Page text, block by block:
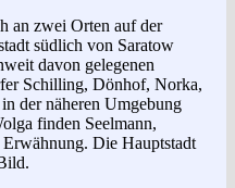
an zwei Orten auf der
südlich von Saratow
davon gelegenen
Schilling, Dönhof, Norka,
der näheren Umgebung
finden Seelmann,
Die Hauptstadt